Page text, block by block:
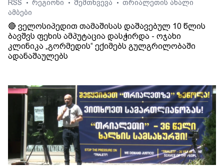
RSS
• რეგიონი • შემთხვევა • თრიალეთის ახალი
ამბები
🔴 ველოსიპედით თამაშისას დაშავებულ 10 წლის
ბავშვს ფეხის ამპუტაცია დასჭირდა - ოჯახი
კლინიკა „გორმედის“ ექიმებს გულგრილობაში
ადანაშაულებს